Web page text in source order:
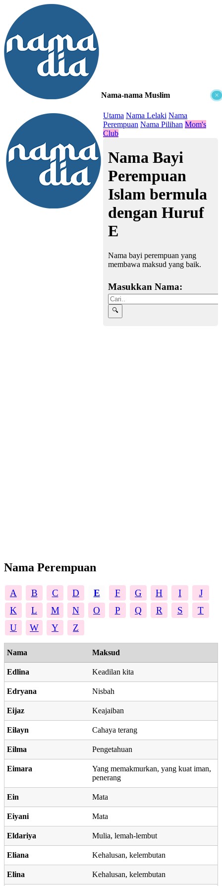
×
Nama-nama Muslim
Utama Nama Lelaki Nama
Perempuan Nama Pilihan Mom's
Club
Nama Bayi
Perempuan
Islam bermula
dengan Huruf
E
Nama bayi perempuan yang
membawa maksud yang baik.
Masukkan Nama:
Nama Perempuan
A B C D E F G H I
J
K
L M N O P Q R S
T
U
W Y Z
Nama Maksud
Edlina Keadilan kita
Edryana Nisbah
Eijaz Keajaiban
Eilayn Cahaya terang
Eilma Pengetahuan
Eimara
Yang memakmurkan, yang kuat iman,
penerang
Ein Mata
Eiyani Mata
Eldariya Mulia, lemah-lembut
Eliana Kehalusan, kelembutan
Elina Kehalusan, kelembutan